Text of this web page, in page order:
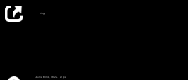
Blog
Jaume Borràs, 18-22. 1er pis,